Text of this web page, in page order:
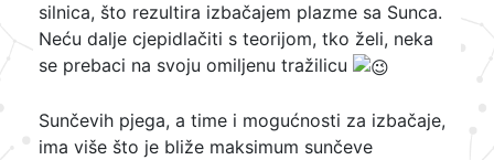
silnica, što rezultira izbačajem plazme sa Sunca.
Neću dalje cjepidlačiti s teorijom, tko želi, neka
se prebaci na svoju omiljenu tražilicu
Sunčevih pjega, a time i mogućnosti za izbačaje,
ima više što je bliže maksimum sunčeve